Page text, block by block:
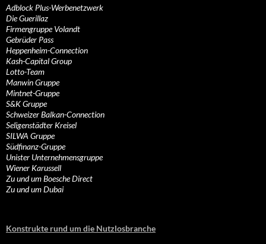
Adblock Plus-Werbenetzwerk
Die Guerillaz
Firmengruppe Volandt
Gebrüder Pass
Heppenheim-Connection
Kash-Capital Group
Lotto-Team
Manwin Gruppe
Mintnet-Gruppe
S&K Gruppe
Schweizer Balkan-Connection
Seligenstädter Kreisel
SILWA Gruppe
Südfinanz-Gruppe
Unister Unternehmensgruppe
Wiener Karussell
Zu und um Boesche Direct
Zu und um Dubai
Konstrukte rund um die Nutzlosbranche